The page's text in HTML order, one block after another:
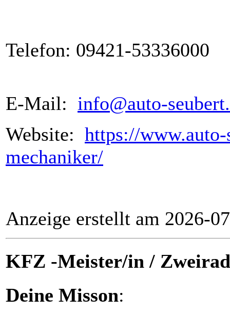
Telefon: 09421-53336000
E-Mail: info@auto-
Website: https://
mechaniker/
Anzeige erstellt am 2026-
KFZ -Meister/in /
Deine Misson: